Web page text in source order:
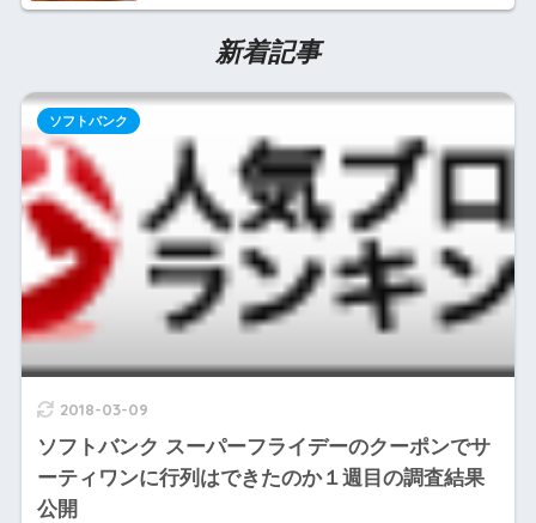
新着記事
2018-03-09
ソフトバンク スーパーフライデーのクーポンでサ
ーティワンに行列はできたのか１週目の調査結果
公開
ソフトバンク